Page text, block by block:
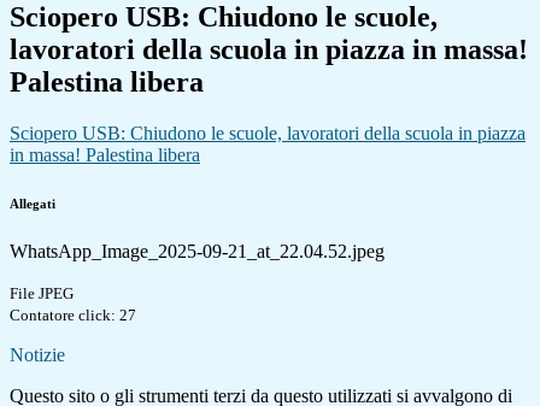
Sciopero USB: Chiudono le scuole,
lavoratori della scuola in piazza in massa!
Palestina libera
Sciopero USB: Chiudono le scuole, lavoratori della scuola in piazza
in massa! Palestina libera
Allegati
WhatsApp_Image_2025-09-21_at_22.04.52.jpeg
File JPEG
Contatore click: 27
Notizie
Questo sito o gli strumenti terzi da questo utilizzati si avvalgono di